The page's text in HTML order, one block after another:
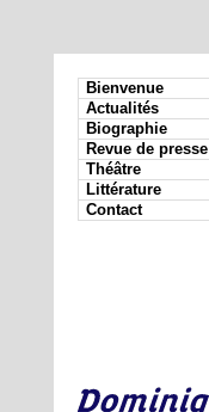
Bienvenue
Actualités
Biographie
Revue de presse
Théâtre
Littérature
Contact